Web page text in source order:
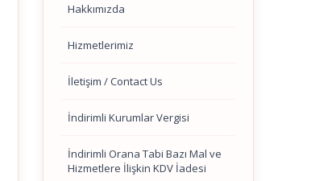
Hakkımızda
Hizmetlerimiz
İletişim / Contact Us
İndirimli Kurumlar Vergisi
İndirimli Orana Tabi Bazı Mal ve
Hizmetlere İlişkin KDV İadesi